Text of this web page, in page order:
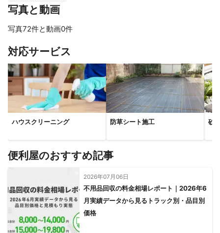
写真と動画
写真72件と動画0件
対応サービス
ハウスクリーニング 防草シート施工 砂
便利屋のおすすめ記事
2026年07月06日
不用品回収の料金相場レポート｜2026年6
月実績データから見るトラック別・品目別
価格